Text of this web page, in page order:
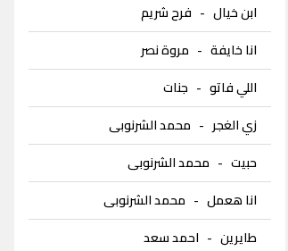
ابن خيال- فرح شريم
انا خايفة- مروة نصر
اللي فاتو- جنات
زي الغجر - محمد الشرنوبى
حبيت- محمد الشرنوبى
انا هعمل- محمد الشرنوبى
طايرين- احمد سعد